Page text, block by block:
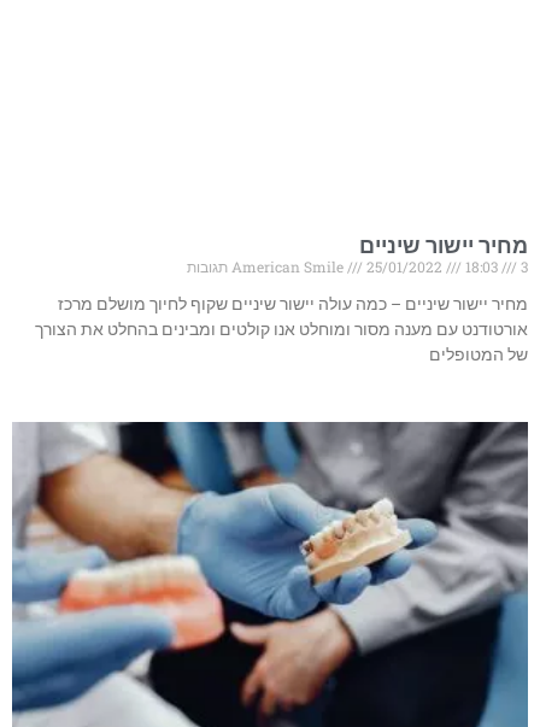
מחיר יישור שיניים
American Smile 25/01/2022 18:03
3 תגובות
מחיר יישור שיניים – כמה עולה יישור שיניים שקוף לחיוך מושלם מרכז
אורטודנט עם מענה מסור ומוחלט אנו קולטים ומבינים בהחלט את הצורך
של המטופלים